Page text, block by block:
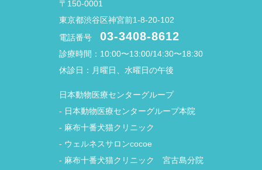
〒150-0001
東京都渋谷区神宮前1-8-20-102
電話番号 03-3408-8612
診療時間：10:00〜13:00/14:30〜18:30
休診日：月曜日、水曜日の午後
日本動物医療センターグループ
- 日本動物医療センターグループ本院
- 麻布十番犬猫クリニック
- ウェルネスサロンcocoe
- 麻布十番犬猫クリニック 宮古島分院